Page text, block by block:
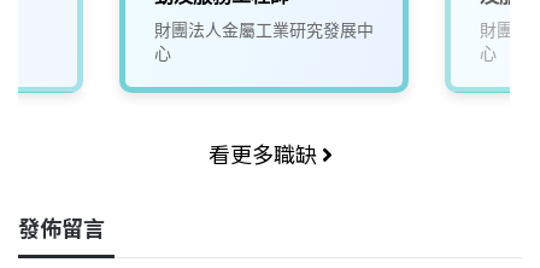
財團法人金屬工業研究發展中
心
財團法
心
看更多職缺
發佈留言